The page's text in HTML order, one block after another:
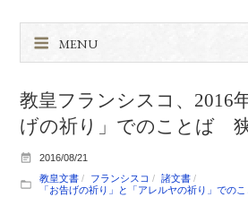
MENU
教皇フランシスコ、2016
げの祈り」でのことば
2016/08/21
教皇文書
フランシスコ
諸文書
「お告げの祈り」と「アレルヤの祈り」でのこ